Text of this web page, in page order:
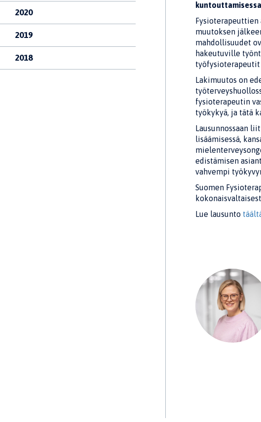
2020
2019
2018
Fysioterapeuttien
muutoksen
mahdollisuudet
hakeutuville
Lakimuutos on
fysioterapeutin
työkykyä, ja tätä
Lausunnossaan
lisäämisessä,
edistämisen
vahvempi
Suomen
Lue lausunto